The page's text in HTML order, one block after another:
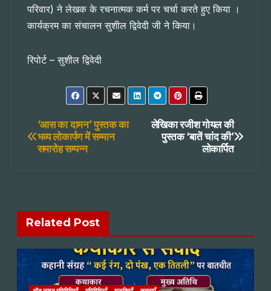
परिवार) ने लेखक के रचनात्मक कर्म पर चर्चा करते हुए किया ।
कार्यक्रम का संचालन सुशील द्विवेदी जी ने किया।
रिपोर्ट – सुशील द्विवेदी
Post
navigation
लेखिका रजीश गोयल की
पुस्तक ‘बातें चांद की’
लोकार्पित
‘आस का दामन’ पुस्तक का
भव्य लोकार्पण में सम्मान
समारोह सम्पन्न
Related Post